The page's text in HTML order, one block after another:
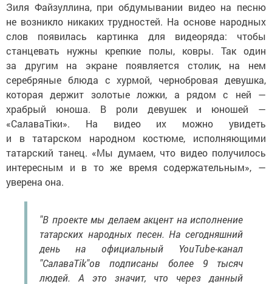
Зиля Файзуллина, при обдумывании видео на песню
не возникло никаких трудностей. На основе народных
слов появилась картинка для видеоряда: чтобы
станцевать нужны крепкие полы, ковры. Так один
за другим на экране появляется столик, на нем
серебряные блюда с хурмой, чернобровая девушка,
которая держит золотые ложки, а рядом с ней —
храбрый юноша. В роли девушек и юношей —
«СалаваTіки». На видео их можно увидеть
и в татарском народном костюме, исполняющими
татарский танец. «Мы думаем, что видео получилось
интересным и в то же время содержательным», —
уверена она.
"В проекте мы делаем акцент на исполнение
татарских народных песен. На сегодняшний
день на официальный YouTube-канал
"СалаваТik"ов подписаны более 9 тысяч
людей. А это значит, что через данный